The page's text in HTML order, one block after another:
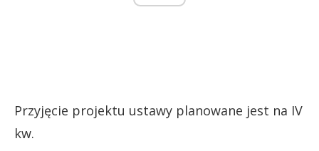
Przyjęcie projektu ustawy planowane jest na IV
kw.